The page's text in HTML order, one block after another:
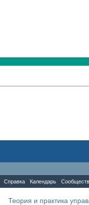
Справка Календарь
Теория и практика